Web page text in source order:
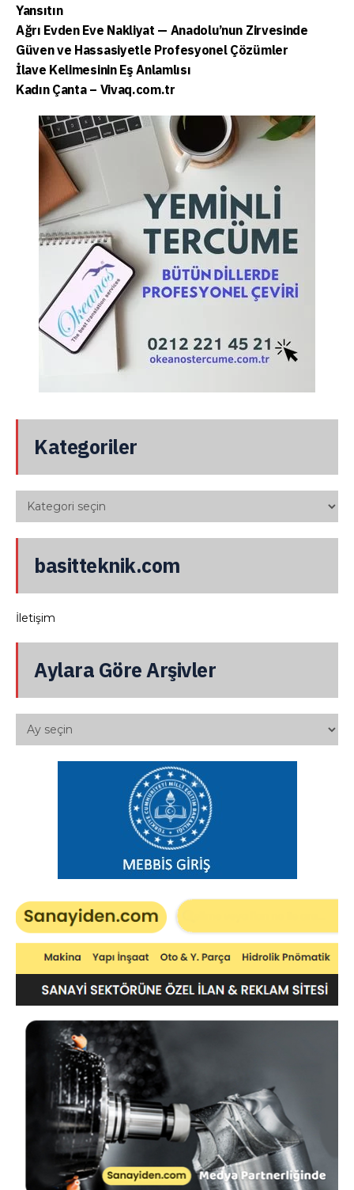
Yansıtın
Ağrı Evden Eve Nakliyat — Anadolu’nun Zirvesinde
Güven ve Hassasiyetle Profesyonel Çözümler
İlave Kelimesinin Eş Anlamlısı
Kadın Çanta – Vivaq.com.tr
Kategoriler
basitteknik.com
İletişim
Aylara Göre Arşivler